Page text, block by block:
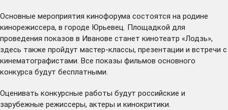
Основные мероприятия кинофорума состоятся на родине
кинорежиссера, в городе Юрьевец. Площадкой для
проведения показов в Иванове станет кинотеатр «Лодзь»,
здесь также пройдут мастер-классы, презентации и встречи с
кинематографистами. Все показы фильмов основного
конкурса будут бесплатными.
Оценивать конкурсные работы будут российские и
зарубежные режиссеры, актеры и кинокритики.